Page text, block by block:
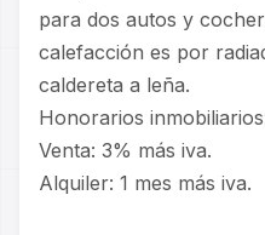
para dos autos y
calefacción es por
caldereta a leña.
Honorarios
Venta: 3% más iva.
Alquiler: 1 mes más iva.